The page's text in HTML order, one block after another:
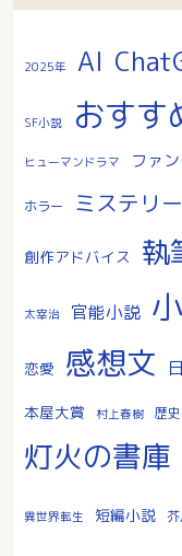
2025年 AI
SF小説 おすす
ヒューマンドラマ ファ
ホラー ミステリー
創作アドバイス 執
太宰治 官能小説
恋愛 感想文
本屋大賞 村上春樹 歴史
灯火の書庫
異世界転生 短編小説